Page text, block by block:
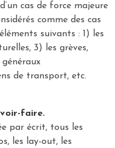
cas de force majeure
comme des cas
suivants : 1) les
3) les grèves,
de transport, etc.
faire.
par écrit, tous les
les lay-out, les